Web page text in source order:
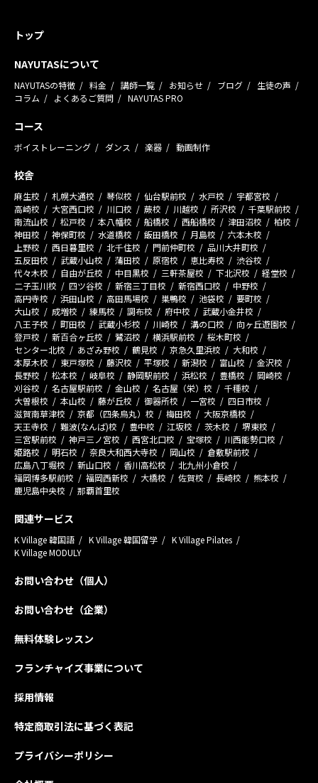
トップ
NAYUTASについて
NAYUTASの特徴 料金 講師一覧 お知らせ ブログ
生徒の声
コラム
よくあるご質問 NAYUTAS PRO
コース
ボイストレーニング ダンス 楽器 動画制作
校舎
麻生校 札幌大通校 琴似校 仙台駅前校 水戸校
宇都宮校
高崎校
大宮西口校 川口校 蕨校 川越校 所沢校
千葉駅前校
南流山校
松戸校 本八幡校 船橋校 西船橋校 津田沼校
柏校
神田校
神保町校 水道橋校 飯田橋校 月島校
六本木校
上野校
西日暮里校 北千住校 門前仲町校
品川大井町校
五反田校
武蔵小山校 蒲田校 原宿校 恵比寿校
渋谷校
代々木校
自由が丘校 中目黒校 三軒茶屋校 下北沢校
経堂校
二子玉川校
四ツ谷校 新宿三丁目校 新宿西口校
中野校
高円寺校
浜田山校 高田馬場校 巣鴨校 池袋校
要町校
大山校
成増校 練馬校 調布校 府中校
武蔵小金井校
八王子校
町田校 武蔵小杉校 川崎校 溝の口校
向ヶ丘遊園校
登戸校
新百合ヶ丘校 鷺沼校 横浜駅前校
桜木町校
センター北校
あざみ野校 鶴見校 京急久里浜校
大和校
本厚木校
東戸塚校 藤沢校 平塚校 新潟校 富山校
金沢校
長野校
松本校 岐阜校 静岡駅前校 浜松校 豊橋校
岡崎校
刈谷校
名古屋駅前校 金山校 名古屋（栄）校
千種校
大曽根校
本山校 藤が丘校 御器所校 一宮校
四日市校
滋賀南草津校
京都（四条烏丸）校 梅田校
大阪京橋校
天王寺校
難波(なんば)校 豊中校 江坂校 茨木校
堺東校
三宮駅前校
神戸三ノ宮校 西宮北口校 宝塚校
川西能勢口校
姫路校
明石校 奈良大和西大寺校 岡山校
倉敷駅前校
広島八丁堀校
新山口校 香川高松校
北九州小倉校
福岡博多駅前校
福岡西新校 大橋校 佐賀校 長崎校
熊本校
鹿児島中央校
那覇首里校
関連サービス
K Village 韓国語 K Village 韓国留学
K Village Pilates
K Village MODULY
お問い合わせ（個人）
お問い合わせ（企業）
無料体験レッスン
フランチャイズ事業について
採用情報
特定商取引法に基づく表記
プライバシーポリシー